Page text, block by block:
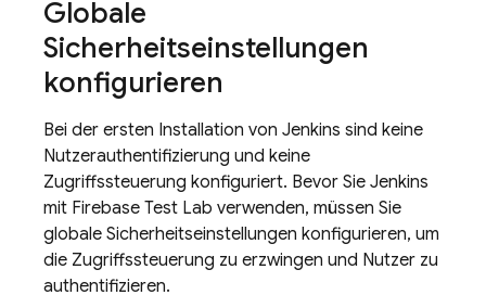
Globale
Sicherheitseinstellungen
konfigurieren
Bei der ersten Installation von Jenkins sind keine
Nutzerauthentifizierung und keine
Zugriffssteuerung konfiguriert. Bevor Sie Jenkins
mit Firebase Test Lab verwenden, müssen Sie
globale Sicherheitseinstellungen konfigurieren, um
die Zugriffssteuerung zu erzwingen und Nutzer zu
authentifizieren.